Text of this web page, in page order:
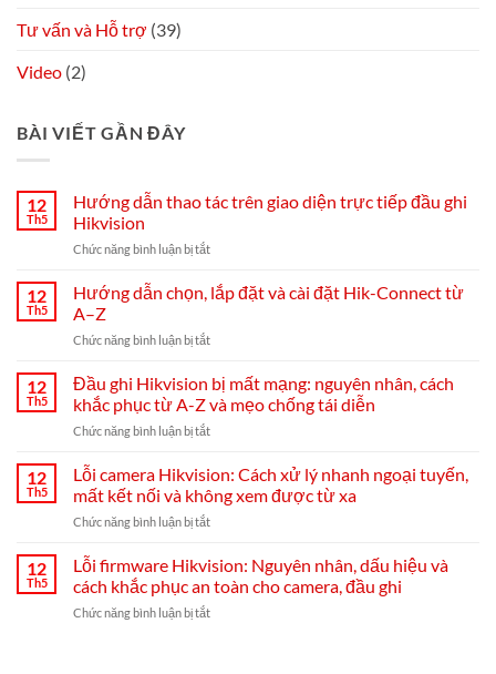
Tư vấn và Hỗ trợ (39)
Video (2)
BÀI VIẾT GẦN ĐÂY
12
Th5
Hướng dẫn thao tác trên giao diện trực tiếp đầu ghi
Hikvision
Chức năng bình luận bị tắtở
dẫn
thao
trên
diện
trực
đầu
Hikvision
12
Th5
Hướng dẫn chọn, lắp đặt và cài đặt Hik-Connect từ
A–Z
Chức năng bình luận bị tắtở
dẫn
chọn,
lắp
đặt
cài
đặt
Hik-
Connect
A–
Z
12
Th5
Đầu ghi Hikvision bị mất mạng: nguyên nhân, cách
khắc phục từ A-Z và mẹo chống tái diễn
Chức năng bình luận bị tắtở
Hikvision
bị
mất
nguyên
nhân,
khắc
12
Th5
Lỗi camera Hikvision: Cách xử lý nhanh ngoại tuyến,
mất kết nối và không xem được từ xa
Chức năng bình luận bị tắtở
camera
Hikvision:
Cách
xử
12
Th5
Lỗi firmware Hikvision: Nguyên nhân, dấu hiệu và
cách khắc phục an toàn cho camera, đầu ghi
Chức năng bình luận bị tắtở